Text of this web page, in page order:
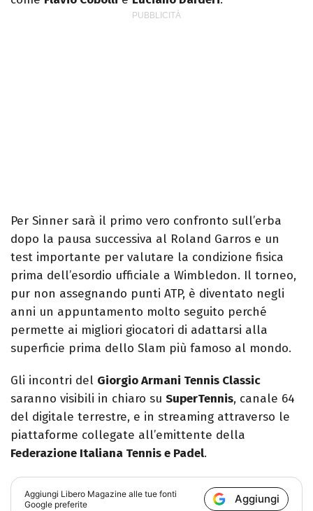
Per Sinner sarà il primo vero confronto sull’erba
dopo la pausa successiva al Roland Garros e un
test importante per valutare la condizione fisica
prima dell’esordio ufficiale a Wimbledon. Il torneo,
pur non assegnando punti ATP, è diventato negli
anni un appuntamento molto seguito perché
permette ai migliori giocatori di adattarsi alla
superficie prima dello Slam più famoso al mondo.
Gli incontri del Giorgio Armani Tennis Classic
saranno visibili in chiaro su SuperTennis, canale 64
del digitale terrestre, e in streaming attraverso le
piattaforme collegate all’emittente della
Federazione Italiana Tennis e Padel.
Aggiungi Libero Magazine alle tue fonti
Google preferite
Aggiungi